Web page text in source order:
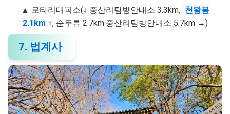
▲ 로타리대피소(↓ 중산리탐방안내소 3.3km, 천왕봉
2.1km ↑, 순두류 2.7km·중산리탐방안내소 5.7km →)
7. 법계사